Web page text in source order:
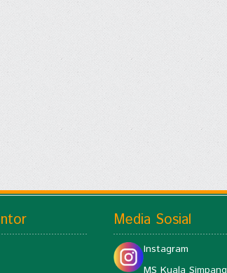
Media Sosial
Instagram